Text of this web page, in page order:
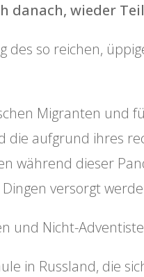
danach, wieder
des so reichen,
Migranten und
die aufgrund ihres
während dieser
versorgt
und Nicht-
in Russland, die